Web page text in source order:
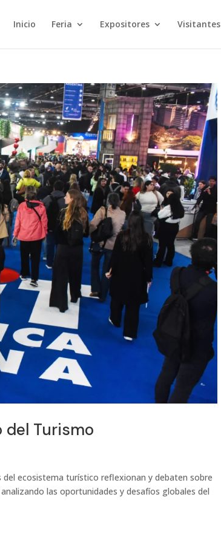
Inicio Feria Expositores Visitantes
del Turismo
ecosistema turístico reflexionan y debaten sobre
las oportunidades y desafíos globales del